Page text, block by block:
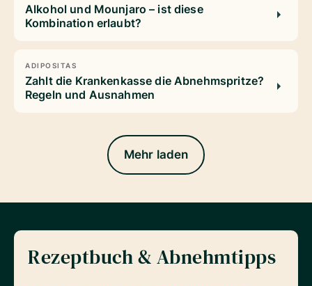
Alkohol und Mounjaro – ist diese
Kombination erlaubt?
ADIPOSITAS
Zahlt die Krankenkasse die Abnehmspritze?
Regeln und Ausnahmen
Mehr laden
Rezeptbuch & Abnehmtipps